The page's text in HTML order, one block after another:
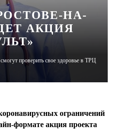
КУЛЬТ ЕДЫ
АФИША
ЖУРНАЛ
НА-
АКЦИЯ
проверить свое здоровье в ТРЦ
ограничений
формате акция проекта